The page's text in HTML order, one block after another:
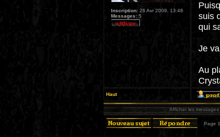
Inscription: 26 Avr 2009, 13:48
Messages: 5
suis
qui
Je
Au
Haut
Afficher les
Page 1